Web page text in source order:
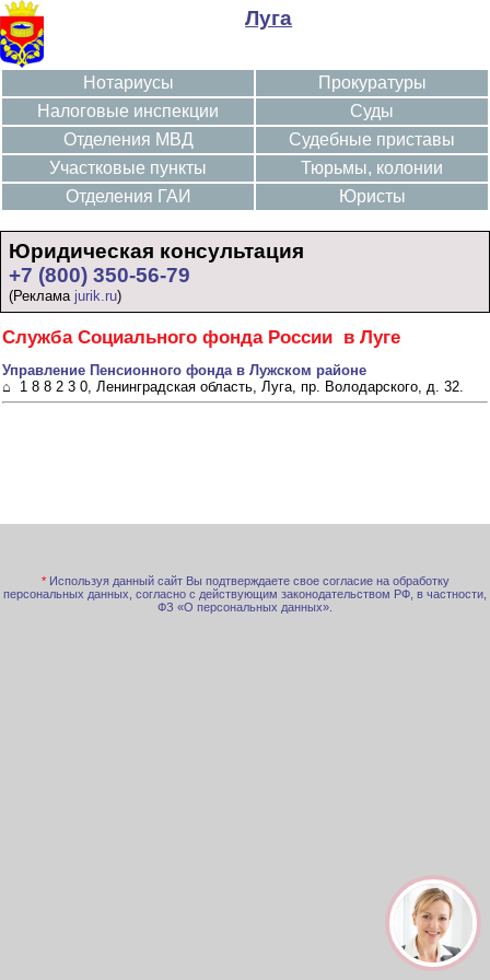
Луга
Нотариусы
Налоговые инспекции
Отделения МВД
Участковые пункты
Отделения ГАИ
Прокуратуры
Суды
Судебные приставы
Тюрьмы, колонии
Юристы
Юридическая консультация
+7 (800) 350-56-79
(Реклама jurik.ru)
Служба Социального фонда России в Луге
Управление Пенсионного фонда в Лужском районе
⌂ 1 8 8 2 3 0, Ленинградская область, Луга, пр. Володарского, д. 32.
* Используя данный сайт Вы подтверждаете свое согласие на обработку
персональных данных, согласно с действующим законодательством РФ, в частности,
ФЗ «О персональных данных».